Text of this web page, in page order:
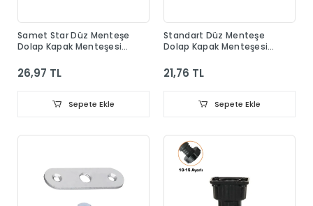
Samet Star Düz Menteşe
Dolap Kapak Menteşesi
26,97 TL
Sepete Ekle
Standart Düz Menteşe
Dolap Kapak Menteşesi
21,76 TL
Sepete Ekle